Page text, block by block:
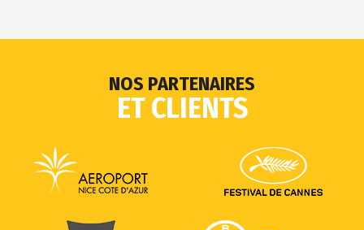
NOS PARTENAIRES
ET CLIENTS